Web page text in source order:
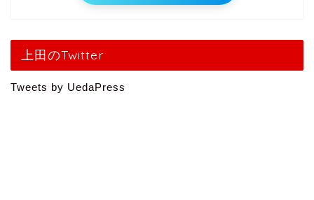
上田のTwitter
Tweets by UedaPress